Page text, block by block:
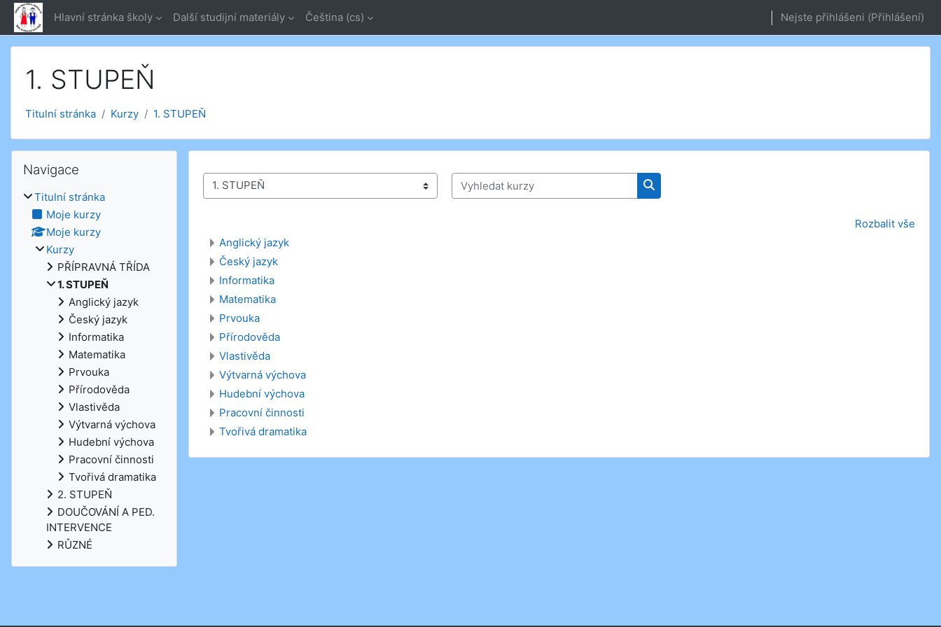
Přejít k hlavnímu obsahu
Hlavní stránka školy Další studijní materiály Čeština ‎(cs)‎ Nejste přihlášeni (Přihlášení)
1. STUPEŇ
Titulní stránka Kurzy 1. STUPEŇ
Kategorie kurzů
Vyhledat kurzy
Vyhledat kurzy
Rozbalit vše
Anglický jazyk
Český jazyk
Informatika
Matematika
Prvouka
Přírodověda
Vlastivěda
Výtvarná výchova
Hudební výchova
Pracovní činnosti
Tvořivá dramatika
Navigace
Titulní stránka
Moje kurzy
Moje kurzy
Kurzy
PŘÍPRAVNÁ TŘÍDA
1. STUPEŇ
Anglický jazyk
Český jazyk
Informatika
Matematika
Prvouka
Přírodověda
Vlastivěda
Výtvarná výchova
Hudební výchova
Pracovní činnosti
Tvořivá dramatika
2. STUPEŇ
DOUČOVÁNÍ A PED.
INTERVENCE
RŮZNÉ